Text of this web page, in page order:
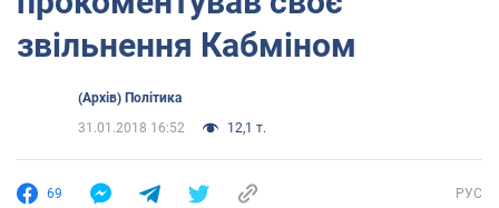
звільнення Кабміном
(Архів) Політика
31.01.2018 16:52
12,1 т.
69 РУС